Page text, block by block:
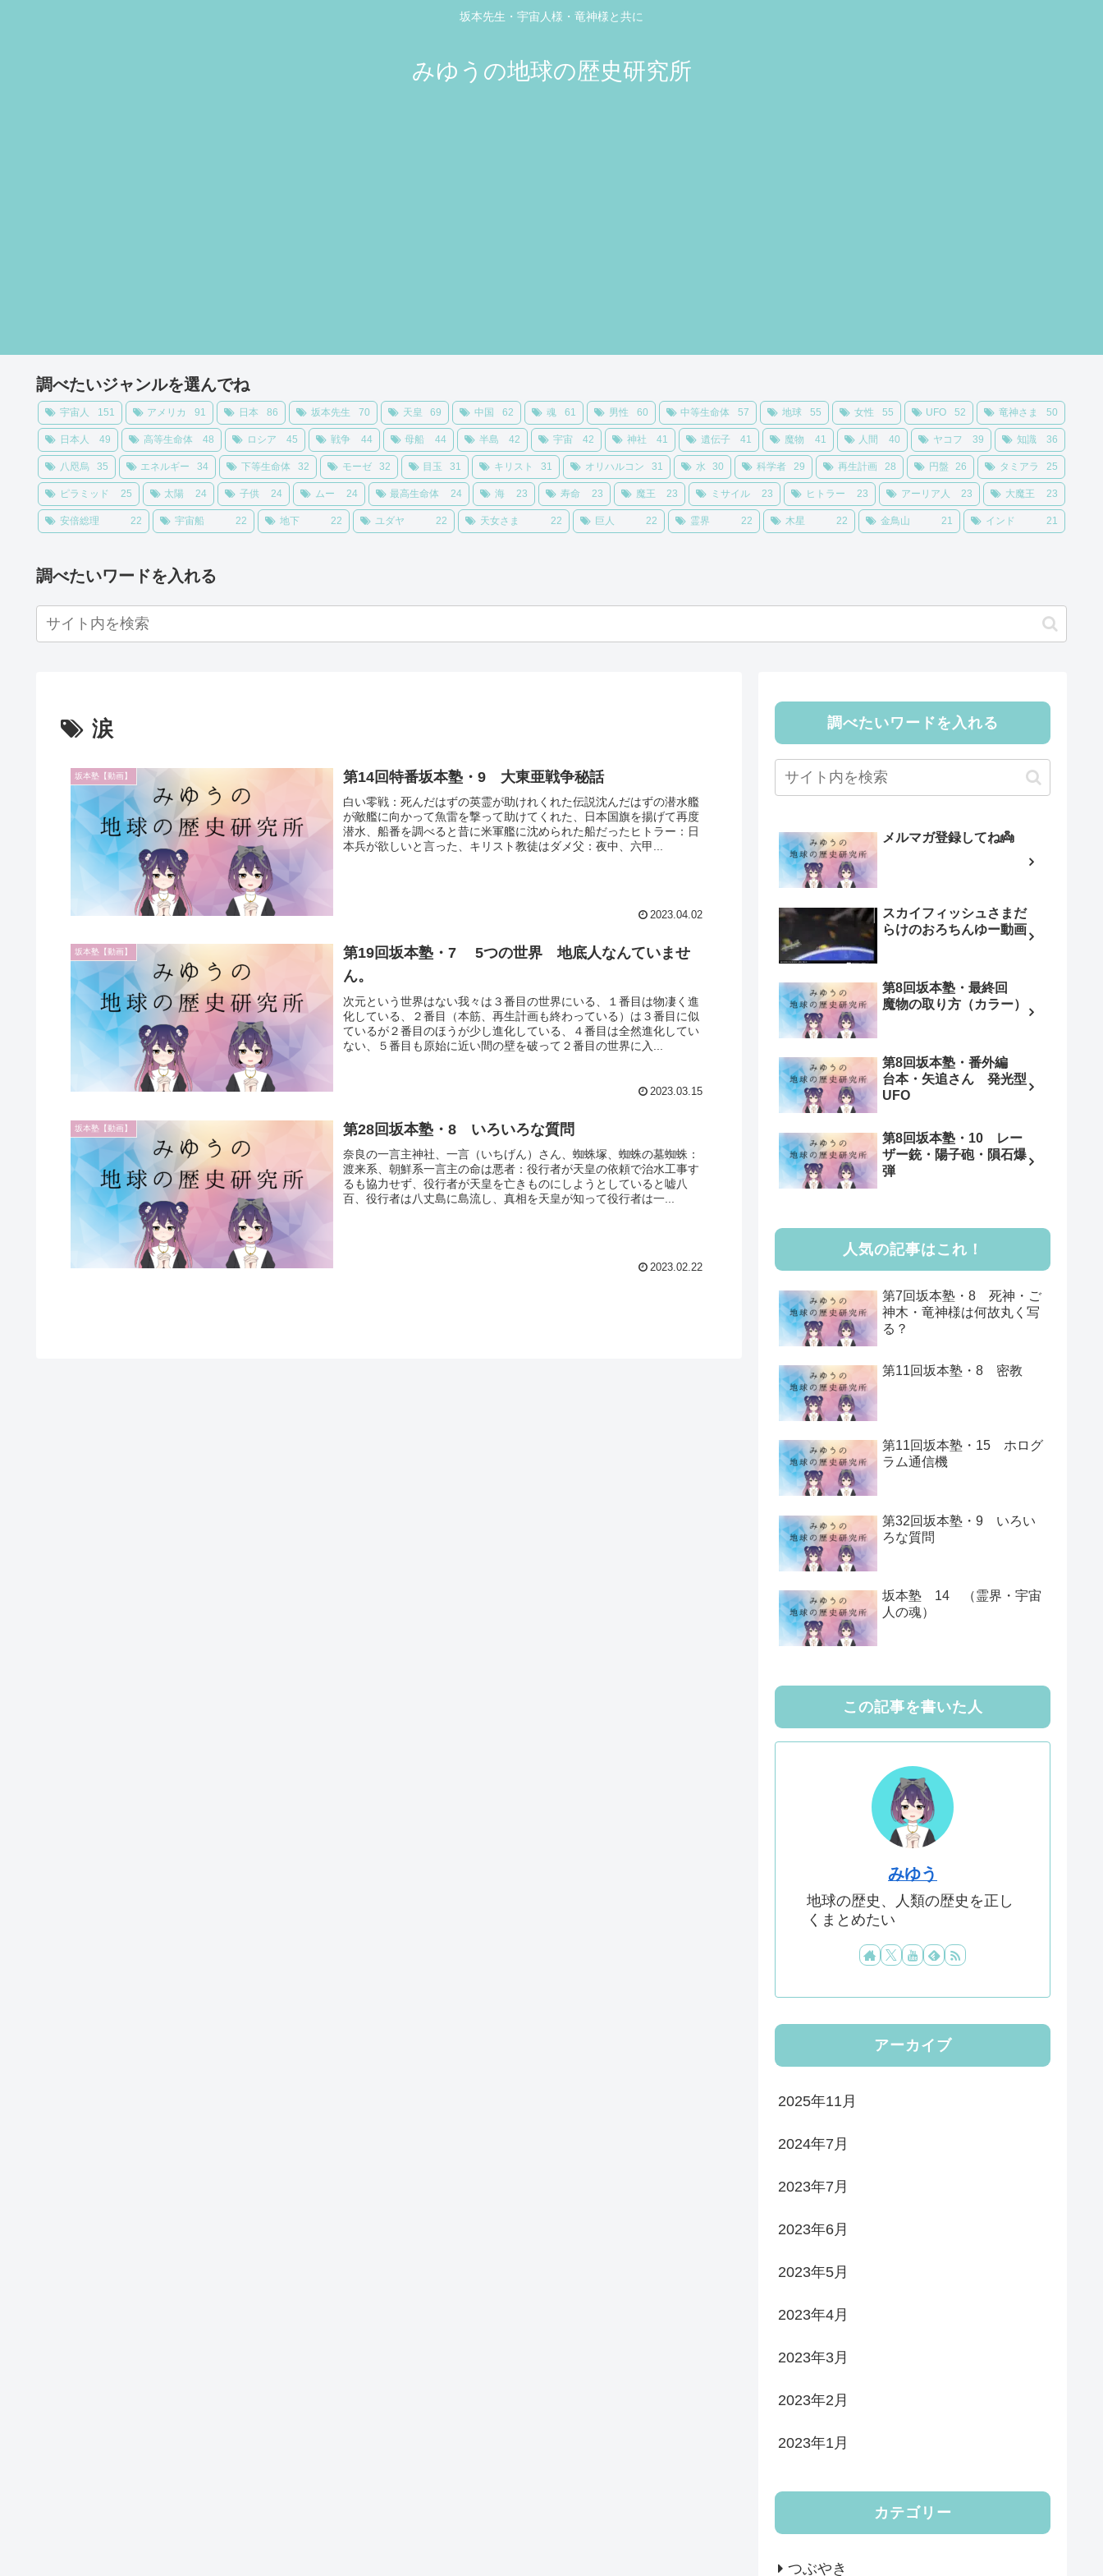
坂本先生・宇宙人様・竜神様と共に
みゆうの地球の歴史研究所
調べたいジャンルを選んでね
宇宙人 151 アメリカ 91 日本 86 坂本先生 70 天皇 69 中国 62 魂 61 男性 60 中等生命体 57 地球 55 女性 55 UFO 52 竜神さま 50
日本人 49 高等生命体 48 ロシア 45 戦争 44 母船 44 半島 42 宇宙 42 神社 41 遺伝子 41 魔物 41 人間 40 ヤコフ 39 知識 36
八咫烏 35 エネルギー 34 下等生命体 32 モーゼ 32 目玉 31 キリスト 31 オリハルコン 31 水 30 科学者 29 再生計画 28 円盤 26 タミアラ 25
ピラミッド 25 太陽 24 子供 24 ムー 24 最高生命体 24 海 23 寿命 23 魔王 23 ミサイル 23 ヒトラー 23 アーリア人 23 大魔王 23
安倍総理 22 宇宙船 22 地下 22 ユダヤ 22 天女さま 22 巨人 22 霊界 22 木星 22 金鳥山 21 インド 21
調べたいワードを入れる
涙
坂本塾【動画】 第14回特番坂本塾・9 大東亜戦争秘話
白い零戦：死んだはずの英霊が助けれくれた伝説沈んだはずの潜水艦
が敵艦に向かって魚雷を撃って助けてくれた、日本国旗を揚げて再度
潜水、船番を調べると昔に米軍艦に沈められた船だったヒトラー：日
本兵が欲しいと言った、キリスト教徒はダメ父：夜中、六甲...
2023.04.02
坂本塾【動画】
第19回坂本塾・7 5つの世界 地底人なんていませ
ん。
次元という世界はない我々は３番目の世界にいる、１番目は物凄く進
化している、２番目（本筋、再生計画も終わっている）は３番目に似
ているが２番目のほうが少し進化している、４番目は全然進化してい
ない、５番目も原始に近い間の壁を破って２番目の世界に入...
2023.03.15
坂本塾【動画】 第28回坂本塾・8 いろいろな質問
奈良の一言主神社、一言（いちげん）さん、蜘蛛塚、蜘蛛の墓蜘蛛：
渡来系、朝鮮系一言主の命は悪者：役行者が天皇の依頼で治水工事す
るも協力せず、役行者が天皇を亡きものにしようとしていると嘘八
百、役行者は八丈島に島流し、真相を天皇が知って役行者は一...
2023.02.22
調べたいワードを入れる
メルマガ登録してね👼
スカイフィッシュさまだ
らけのおろちんゆー動画
第8回坂本塾・最終回
魔物の取り方（カラー）
第8回坂本塾・番外編
台本・矢追さん 発光型
UFO
第8回坂本塾・10 レー
ザー銃・陽子砲・隕石爆
弾
人気の記事はこれ！
第7回坂本塾・8 死神・ご
神木・竜神様は何故丸く写
る？
第11回坂本塾・8 密教
第11回坂本塾・15 ホログ
ラム通信機
第32回坂本塾・9 いろい
ろな質問
坂本塾 14 （霊界・宇宙
人の魂）
この記事を書いた人
みゆう
地球の歴史、人類の歴史を正し
くまとめたい
アーカイブ
2025年11月
2024年7月
2023年7月
2023年6月
2023年5月
2023年4月
2023年3月
2023年2月
2023年1月
カテゴリー
つぶやき